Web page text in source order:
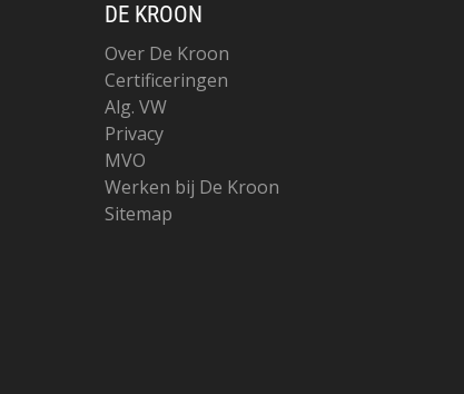
DE KROON
Over De Kroon
Certificeringen
Alg. VW
Privacy
MVO
Werken bij De Kroon
Sitemap